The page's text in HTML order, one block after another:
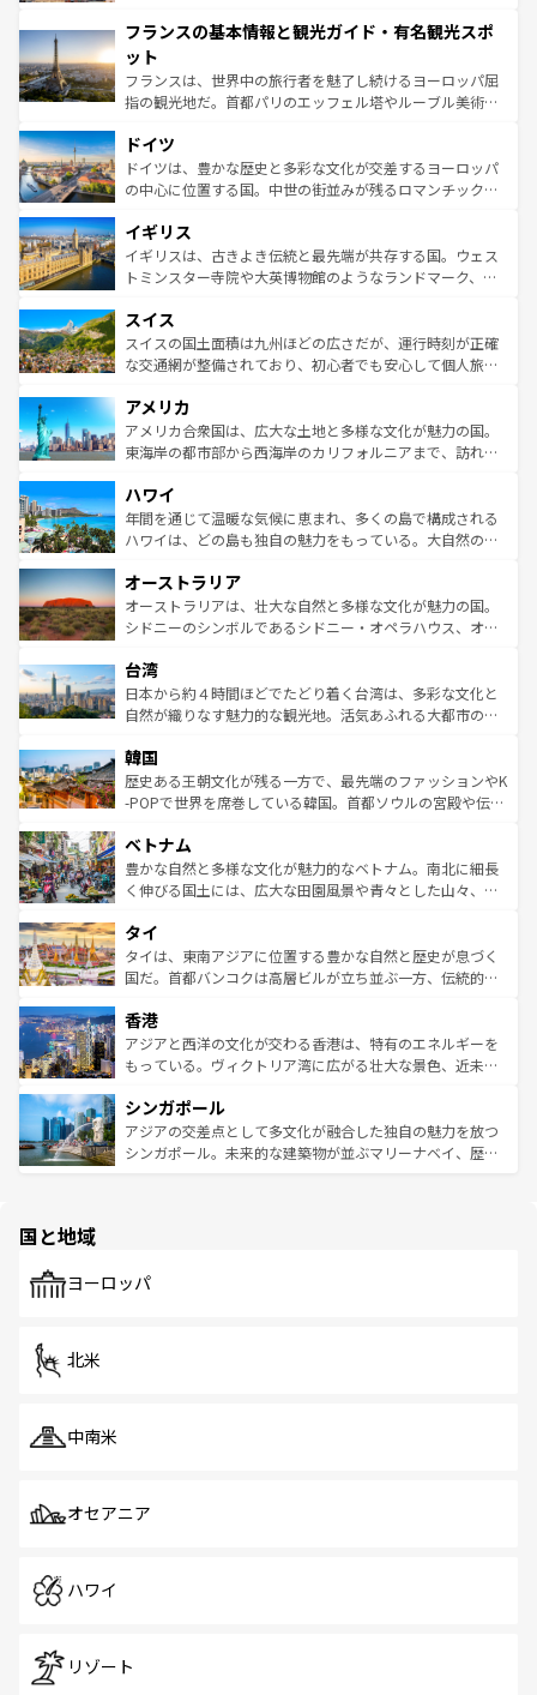
ませてくれるイタリアで、忘れられない旅をしてみよう！
なお、新着のイタリア情報は
しい。
文化が根付くこの国では、情熱的なフラメンコ、熱気あふ
れる闘牛、そして美味しいタパスが生活の一部となってい
る。首都マドリードの洗練された雰囲気や、バルセロナの
アートに溢れた街角から、地方では古代ローマ遺跡や中世
せる。地方によって風土や気候が異なるスペインはその個
性で訪れる人を魅了する。 なお、新着のスペイン情報は コ
ンテンツ一覧を参照してほしい。
フランスの基本情報と観光ガイド・有名観光スポ
ット
フランスは、世界中の旅行者を魅了し続けるヨーロッパ屈
指の観光地だ。首都パリのエッフェル塔やルーブル美術館
で、幅広い魅力が詰まっている。華麗な宮殿、歴史的な大
聖堂、美しいビーチ、そして豊かな自然が、訪れる者を心
から魅了する。また、フランスは美食の国としても知ら
いる。シャンパンの発祥地であるランス、プロヴァンスの
香り高いラベンダー畑など、多彩な楽しみ方が可能だ。さ
らに、パリ以外の地域にも魅力が溢れており、どの街角に
れる地方に足を運ぶとそれぞれで全く異なる文化を体験で
きるだろう。 なお、新着のフランス情報はコンテンツ一覧
を参照してほしい。
ドイツ
ドイツは、豊かな歴史と多彩な文化が交差するヨーロッパ
の中心に位置する国。中世の街並みが残るロマンチック街
顔を持つこの国は、どこを歩いても飽きることがない。ベ
ルリンの文化的活気、バイエルン州のアルプスの絶景、そ
してライン川沿いのワイン畑といった風景は必見。ビール
は、お酒好きな人にはぜひ体験してほしい。 なお、新着の
ドイツ情報はコンテンツ一覧を参照してほしい。
イギリス
イギリスは、古きよき伝統と最先端が共存する国。ウェス
トミンスター寺院や大英博物館のようなランドマーク、歴
リアごとに異なる魅力がある。また、優雅なアフタヌーン
ティー、ビール好きにはたまらない英国パブ、サッカー観
戦など、本場だからこそできる体験も豊富。イギリスを旅
ンツ一覧を参照してほしい。
スイス
スイスの国土面積は九州ほどの広さだが、運行時刻が正確
な交通網が整備されており、初心者でも安心して個人旅行
の建物がそのまま残る町や、スイスならではのユニークな
博物館もあり、アルプス観光だけでなく町歩きも満喫する
ことができる。国民の所得が高いため物価も高いが、旅行
ば市内交通費無料で観光を楽しむこともできる。 なお、新
着のスイス情報はコンテンツ一覧 を参照してほしい。
アメリカ
アメリカ合衆国は、広大な土地と多様な文化が魅力の国。
東海岸の都市部から西海岸のカリフォルニアまで、訪れる
のような巨大都市は、観光、ショッピング、エンターテイ
ンメントが詰まった刺激的なスポットだ。一方、アメリカ
西部には大自然が広がり、グランドキャニオンやイエロー
部のニューオーリンズでは、音楽と美食が融合した独特の
文化が魅力。旅行者はアメリカの各地域で異なる魅力を楽
しみながら、その多様性と豊かな歴史を感じることができ
ならではの贅沢な旅のスタイルだ。 なお、新着のアメリカ
情報はコンテンツ一覧を参照してほしい。
ハワイ
年間を通じて温暖な気候に恵まれ、多くの島で構成される
ハワイは、どの島も独自の魅力をもっている。大自然の神
ワイ島は見逃せない。また、定番の観光地といえばオアフ
島だが、静かな自然を求めるならマウイ島やカウアイ島が
おすすめ。エメラルドグリーンに輝く海をはじめ、豊かな
れるおもてなしの心で訪れる人々を迎えてくれるハワイの
人々、おいしいローカルフードやハワイアンミュージッ
ク、伝統的なフラダンスなど、すべてがハワイの魅力を彩
ワイを、存分に味わってほしい。 なお、新着のハワイ情報
はコンテンツ一覧を参照してほしい。
オーストラリア
オーストラリアは、壮大な自然と多様な文化が魅力の国。
シドニーのシンボルであるシドニー・オペラハウス、オー
リアリーフや大陸中央部にそびえるウルル（エアーズロッ
ク）、タスマニアの美しい原生林やケアンズの熱帯雨林な
ど、見どころがたくさん。また、カフェやワイン、オージ
いる。アクティビティも充実しており、サーフィンやダイ
ビング、ハイキングなど、アウトドア好きにはたまらな
い。オーストラリアの多彩な魅力を存分に味わいつくそ
参照してほしい。
台湾
日本から約４時間ほどでたどり着く台湾は、多彩な文化と
自然が織りなす魅力的な観光地。活気あふれる大都市の台
ン）、静ひつな山岳地帯である台湾東部など、都市の喧騒
と山間の静けさが共存しており、訪れる人に新しい発見と
驚きをもたらしてくれる。また、奥深い台湾の食文化も魅
容にもいいと評判のスイーツなど、バラエティ豊かな料理
が味わえる。 なお、新着の台湾情報は コンテンツ一覧を参
照してほしい。
韓国
歴史ある王朝文化が残る一方で、最先端のファッションやK
-POPで世界を席巻している韓国。首都ソウルの宮殿や伝統
き、地方に足を延ばせば四季折々の自然美を楽しむことが
できる。そして、キムチや焼肉、絶品のストリートフード
まで、さまざまな韓国料理が待っている。夜には、韓国な
リティに包まれながら、韓国の多彩な魅力を心ゆくまで味
わってみてほしい。 なお、新着の韓国情報はコンテンツ一
覧を参照してほしい。
ベトナム
豊かな自然と多様な文化が魅力的なベトナム。南北に細長
く伸びる国土には、広大な田園風景や青々とした山々、世
急速な発展と共に伝統が息づく。ハノイの古い町並みやホ
ーチミン市のフランス統治時代の建物も、独特の雰囲気を
醸し出している。また、バラエティの豊かさとおいしさで
とつ。フォーやバインミー、ベトナムコーヒーなどは、ぜ
ひ現地で味わいたい。どの地域を訪れてもあたたかい人々
が旅行者を迎えてくれるので、きっと忘れられない旅にな
参照してほしい。
タイ
タイは、東南アジアに位置する豊かな自然と歴史が息づく
国だ。首都バンコクは高層ビルが立ち並ぶ一方、伝統的な
の活気が交差している。北部ではチェンマイなどの山岳地
帯で自然と触れ合い、南部ではプーケットやクラビの美し
いビーチでリゾート気分を楽しむことができる。タイ料理
激する。気候は一年中温暖で、どの季節にも異なる楽しみ
が待っている。親しみやすいタイの人々、仏教を中心とし
た文化、そして多様な観光資源が、訪れる旅人を魅了し続
香港
アジアと西洋の文化が交わる香港は、特有のエネルギーを
もっている。ヴィクトリア湾に広がる壮大な景色、近未来
み、どこを訪れても感動するはず。観光スポットが密集し
ており、効率よく見どころを回れるのも魅力。息をのむよ
うな絶景から文化的な体験まで、香港を存分に楽しみ尽く
シンガポール
アジアの交差点として多文化が融合した独自の魅力を放つ
シンガポール。未来的な建築物が並ぶマリーナベイ、歴史
で、ホーカーズは地元の風情を楽しめる外せないスポット
国と地域
ヨーロッパ
北米
中南米
オセアニア
ハワイ
リゾート